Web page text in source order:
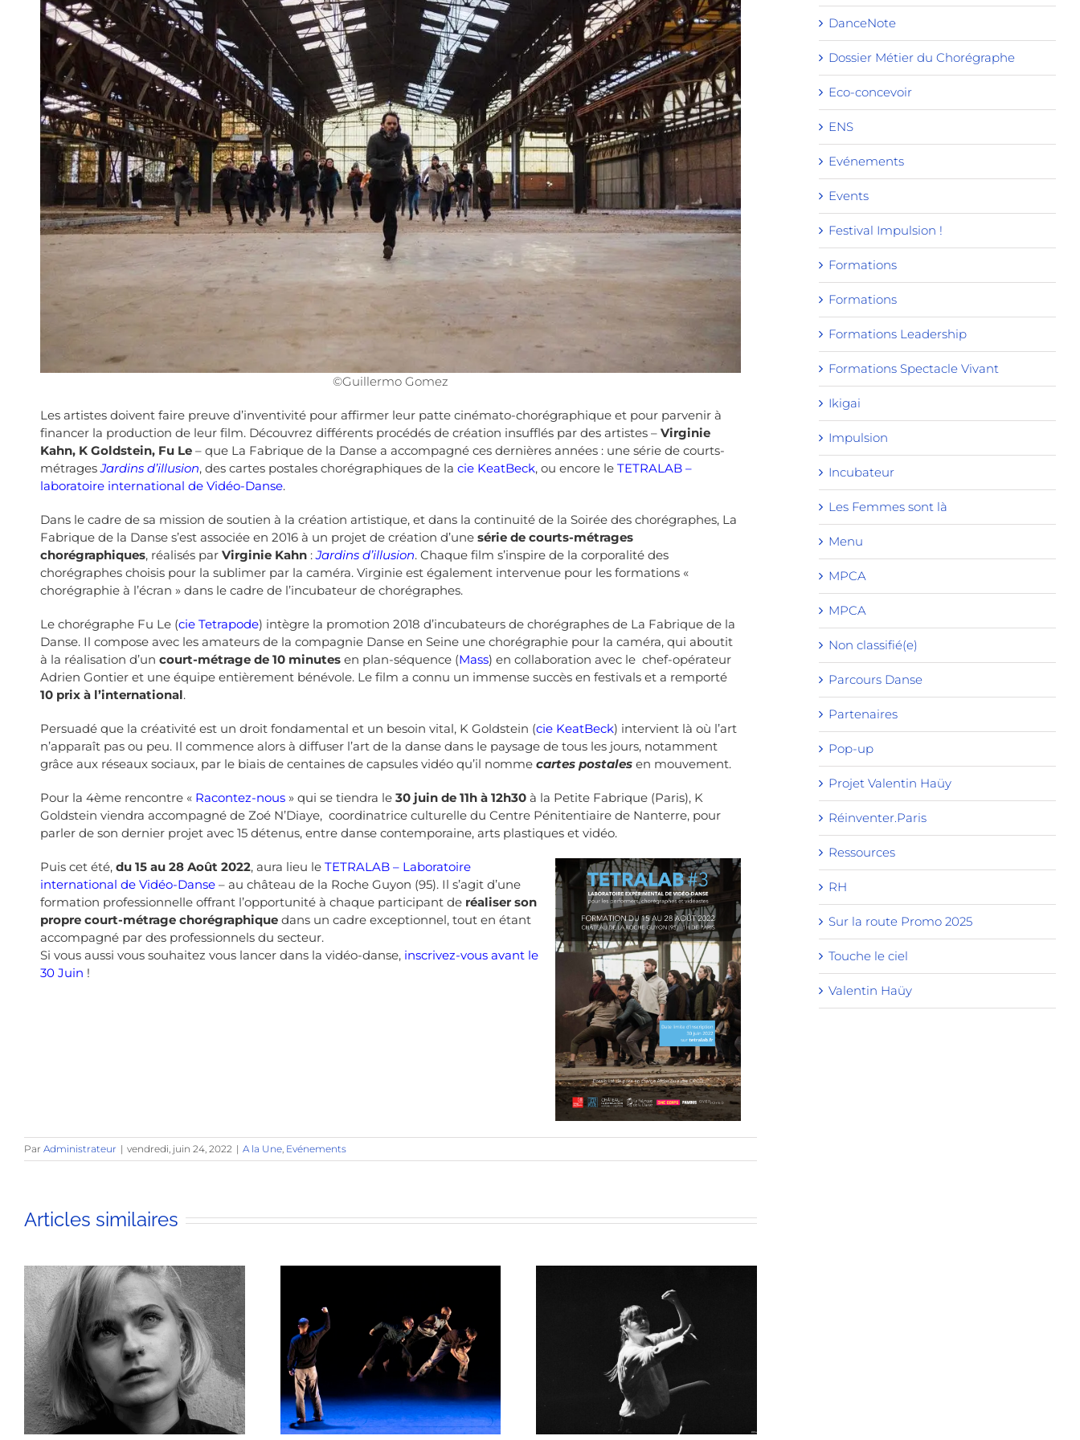
©Guillermo Gomez
Les artistes doivent faire preuve d’inventivité pour affirmer leur patte cinémato-chorégraphique et pour parvenir à
financer la production de leur film. Découvrez différents procédés de création insufflés par des artistes – Virginie
Kahn, K Goldstein, Fu Le – que La Fabrique de la Danse a accompagné ces dernières années : une série de courts-
métragesJardins d’illusion, des cartes postales chorégraphiques de la cie KeatBeck, ou encore le TETRALAB –
laboratoire international de Vidéo-Danse.
Dans le cadre de sa mission de soutien à la création artistique, et dans la continuité de la Soirée des chorégraphes, La
Fabrique de la Danse s’est associée en 2016 à un projet de création d’une série de courts-métrages
chorégraphiques, réalisés par Virginie Kahn :Jardins d’illusion. Chaque film s’inspire de la corporalité des
chorégraphes choisis pour la sublimer par la caméra. Virginie est également intervenue pour les formations «
chorégraphie à l’écran » dans le cadre de l’incubateur de chorégraphes.
Le chorégraphe Fu Le (cie Tetrapode) intègre la promotion 2018 d’incubateurs de chorégraphes de La Fabrique de la
Danse. Il compose avec les amateurs de la compagnie Danse en Seine une chorégraphie pour la caméra, qui aboutit
à la réalisation d’un court-métrage de 10 minutes en plan-séquence (Mass) en collaboration avec le chef-opérateur
Adrien Gontier et une équipe entièrement bénévole. Le film a connu un immense succès en festivals et a remporté
10 prix à l’international.
Persuadé que la créativité est un droit fondamental et un besoin vital, K Goldstein (cie KeatBeck) intervient là où l’art
n’apparaît pas ou peu. Il commence alors à diffuser l’art de la danse dans le paysage de tous les jours, notamment
grâce aux réseaux sociaux, par le biais de centaines de capsules vidéo qu’il nomme cartes postales en mouvement.
Pour la 4ème rencontre « Racontez-nous » qui se tiendra le 30 juin de 11h à 12h30 à la Petite Fabrique (Paris), K
Goldstein viendra accompagné de Zoé N’Diaye, coordinatrice culturelle du Centre Pénitentiaire de Nanterre, pour
parler de son dernier projet avec 15 détenus, entre danse contemporaine, arts plastiques et vidéo.
Puis cet été, du 15 au 28 Août 2022, aura lieu le TETRALAB – Laboratoire
international de Vidéo-Danse – au château de la Roche Guyon (95). Il s’agit d’une
formation professionnelle offrant l’opportunité à chaque participant de réaliser son
propre court-métrage chorégraphique dans un cadre exceptionnel, tout en étant
accompagné par des professionnels du secteur.
Si vous aussi vous souhaitez vous lancer dans la vidéo-danse, inscrivez-vous avant le
30 Juin !
Par Administrateur | vendredi, juin 24, 2022 | A la Une, Evénements
Articles similaires
DanceNote
Dossier Métier du Chorégraphe
Eco-concevoir
ENS
Evénements
Events
Festival Impulsion !
Formations
Formations
Formations Leadership
Formations Spectacle Vivant
Ikigai
Impulsion
Incubateur
Les Femmes sont là
Menu
MPCA
MPCA
Non classifié(e)
Parcours Danse
Partenaires
Pop-up
Projet Valentin Haüy
Réinventer.Paris
Ressources
RH
Sur la route Promo 2025
Touche le ciel
Valentin Haüy